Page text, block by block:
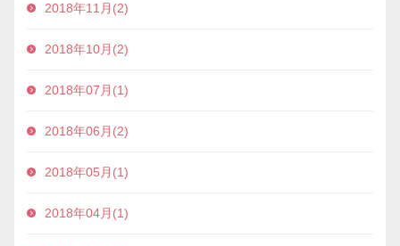
2018年11月(2)
2018年10月(2)
2018年07月(1)
2018年06月(2)
2018年05月(1)
2018年04月(1)